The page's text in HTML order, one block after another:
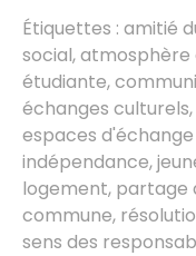
Étiquettes : amitié
social,atmosphère
étudiante,
échanges culturels,
espaces
indépendance,
logement, partage
commune,
sens des